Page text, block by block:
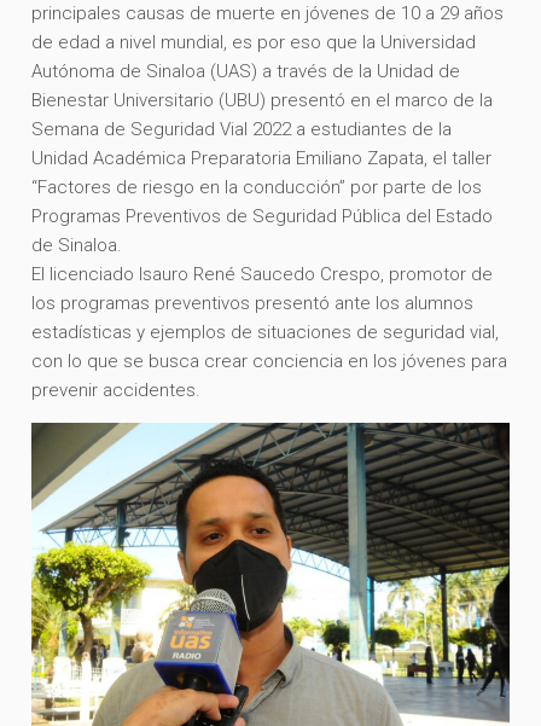
principales causas de muerte en jóvenes de 10 a 29 años
de edad a nivel mundial, es por eso que la Universidad
Autónoma de Sinaloa (UAS) a través de la Unidad de
Bienestar Universitario (UBU) presentó en el marco de la
Semana de Seguridad Vial 2022 a estudiantes de la
Unidad Académica Preparatoria Emiliano Zapata, el taller
“Factores de riesgo en la conducción” por parte de los
Programas Preventivos de Seguridad Pública del Estado
de Sinaloa.
El licenciado Isauro René Saucedo Crespo, promotor de
los programas preventivos presentó ante los alumnos
estadísticas y ejemplos de situaciones de seguridad vial,
con lo que se busca crear conciencia en los jóvenes para
prevenir accidentes.